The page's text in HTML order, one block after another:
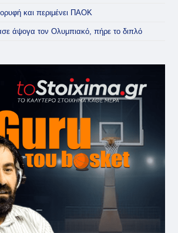
και περιμένει ΠΑΟΚ
άψογα τον Ολυμπιακό, πήρε το διπλό